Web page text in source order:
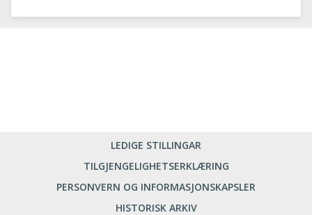
LEDIGE STILLINGAR
TILGJENGELIGHETSERKLÆRING
PERSONVERN OG INFORMASJONSKAPSLER
HISTORISK ARKIV